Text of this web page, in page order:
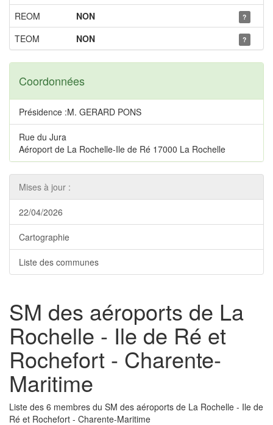
REOM
NON ?
TEOM NON ?
Coordonnées
Présidence :M. GERARD PONS
Rue du Jura
Aéroport de La Rochelle-Ile de Ré 17000 La Rochelle
Mises à jour :
22/04/2026
Cartographie
Liste des communes
SM des aéroports de La
Rochelle - Ile de Ré et
Rochefort - Charente-
Maritime
Liste des 6 membres du SM des aéroports de La Rochelle - Ile de
Ré et Rochefort - Charente-Maritime